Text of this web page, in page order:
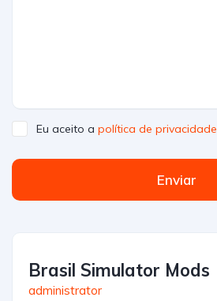
Eu aceito a política de privacidade
Enviar
Brasil Simulator Mods
administrator